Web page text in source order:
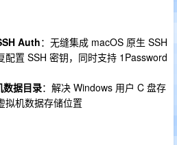
Auth：无缝集成 macOS 原生 SSH
配置 SSH 密钥，同时支持 1Password
据目录：解决 Windows 用户 C 盘存
拟机数据存储位置